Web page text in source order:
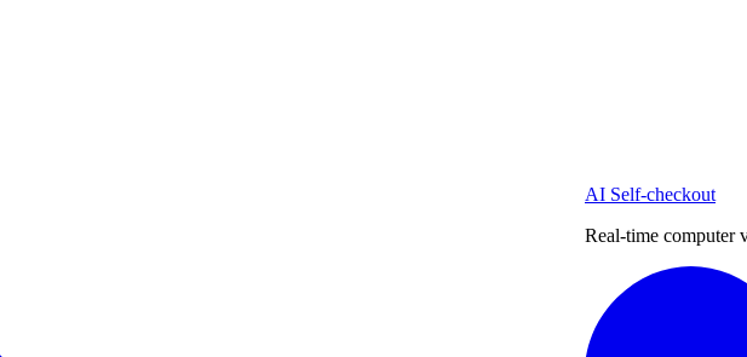
AI Self-checkout
Real-time computer